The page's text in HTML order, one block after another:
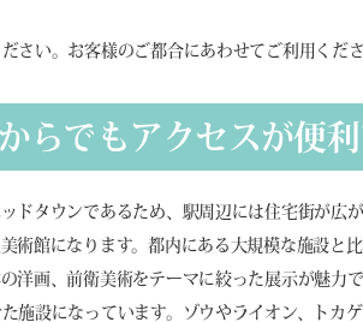
さい。お客様のご都合にあわせてご利用くださ
らでもアクセスが便
ドタウンであるため、駅周辺には住宅街が広
術館になります。都内にある大規模な施設と
洋画、前衛美術をテーマに絞った展示が魅力
施設になっています。ゾウやライオン、トカ